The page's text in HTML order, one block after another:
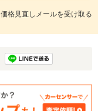
価格見直しメールを受け取る